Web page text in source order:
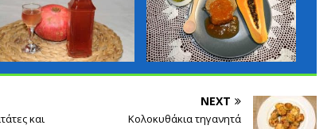
και
NEXT
Κολοκυθάκια τηγανητά